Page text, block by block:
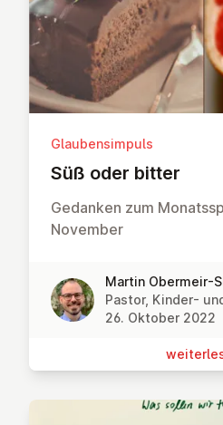
Glaubensimpuls
Süß oder bitter
Gedanken zum
November
Martin Obermeir-
Pastor, Kinder-
26. Oktober 2022